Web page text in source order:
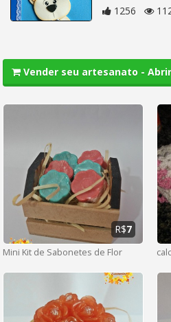
1256
Vender seu artesanato -
Mini Kit de Sabonetes de Flor
R$7